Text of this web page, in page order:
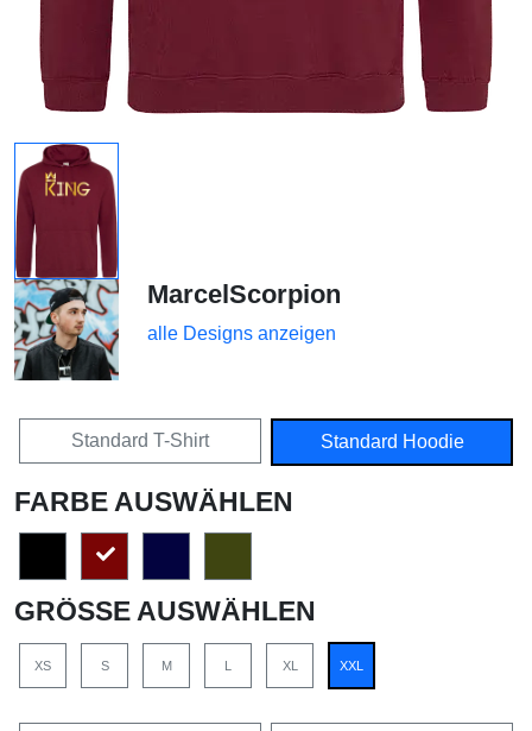
MarcelScorpion
alle Designs anzeigen
Standard T-Shirt Standard Hoodie
FARBE AUSWÄHLEN
GRÖSSE AUSWÄHLEN
XS S M L XL XXL